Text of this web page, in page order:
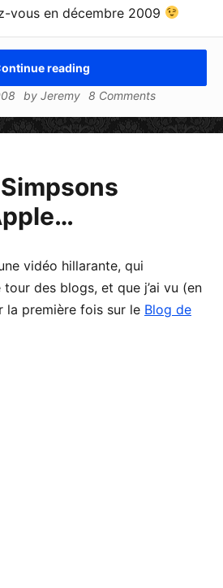
vous en décembre 2009
reading
by Jeremy 8 Comments
vidéo hillarante, qui
des blogs, et que j’ai vu (en
la première fois sur le Blog de